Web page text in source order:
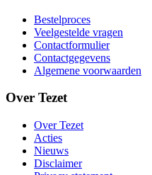
Bestelproces
Veelgestelde vragen
Contactformulier
Contactgegevens
Algemene voorwaarden
Over Tezet
Over Tezet
Acties
Nieuws
Disclaimer